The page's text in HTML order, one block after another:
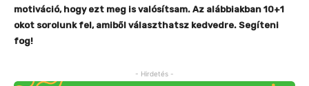
motiváció, hogy ezt meg is valósítsam. Az alábbiakban 10+1
okot sorolunk fel, amiből választhatsz kedvedre. Segíteni
fog!
- Hirdetés -